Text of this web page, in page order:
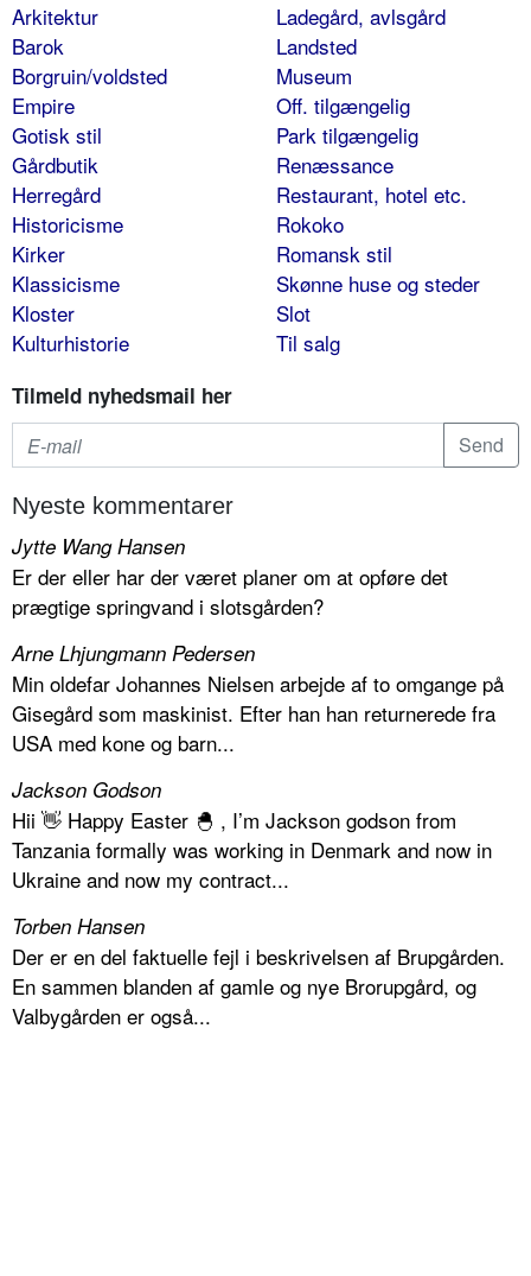
Arkitektur
Barok
Borgruin/voldsted
Empire
Gotisk stil
Gårdbutik
Herregård
Historicisme
Kirker
Klassicisme
Kloster
Kulturhistorie
Ladegård, avlsgård
Landsted
Museum
Off. tilgængelig
Park tilgængelig
Renæssance
Restaurant, hotel etc.
Rokoko
Romansk stil
Skønne huse og steder
Slot
Til salg
Tilmeld nyhedsmail her
Nyeste kommentarer
Jytte Wang Hansen
Er der eller har der været planer om at opføre det
prægtige springvand i slotsgården?
Arne Lhjungmann Pedersen
Min oldefar Johannes Nielsen arbejde af to omgange på
Gisegård som maskinist. Efter han han returnerede fra
USA med kone og barn...
Jackson Godson
Hii 👋 Happy Easter 🐣 , I’m Jackson godson from
Tanzania formally was working in Denmark and now in
Ukraine and now my contract...
Torben Hansen
Der er en del faktuelle fejl i beskrivelsen af Brupgården.
En sammen blanden af gamle og nye Brorupgård, og
Valbygården er også...